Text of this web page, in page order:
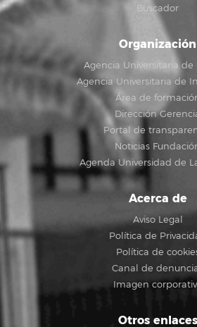
Buscador
Organización
Agencia Universitaria de
Agencia Universitaria de
Área de
Dirección
Portal de
Noticias
Agenda Universidad de
Acerca de
Aviso Legal
Política de
Política de
Canal de
Imagen
Otros enlaces